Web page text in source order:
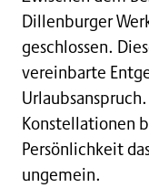
Dillenburger
geschlossen.
vereinbarte
Konstellationen
Persönlichkeit
ungemein.